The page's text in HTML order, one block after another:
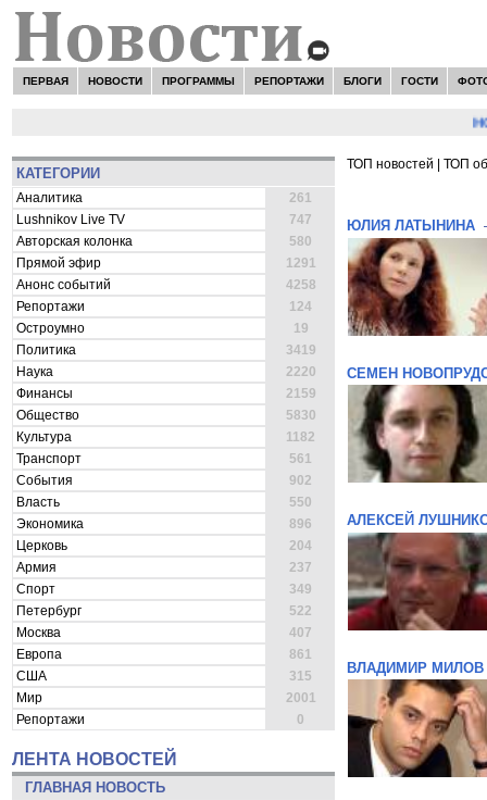
ПЕРВАЯ НОВОСТИ ПРОГРАММЫ РЕПОРТАЖИ БЛОГИ ГОСТИ
КАТЕГОРИИ
Аналитика
261
Lushnikov Live TV
747
Авторская колонка
580
Прямой эфир
1291
Анонс событий
4258
Репортажи
124
Остроумно
19
Политика
3419
Наука
2220
Финансы
2159
Общество
5830
Культура
1182
Транспорт
561
События
902
Власть
550
Экономика
896
Церковь
204
Армия
237
Спорт
349
Петербург
522
Москва
407
Европа
861
США
315
Мир
2001
Репортажи
0
ЛЕНТА НОВОСТЕЙ
ГЛАВНАЯ НОВОСТЬ
ТОП новостей ТОП
ЮЛИЯ ЛАТЫНИНА
СЕМЕН
АЛЕКСЕЙ
ВЛАДИМИР МИЛОВ